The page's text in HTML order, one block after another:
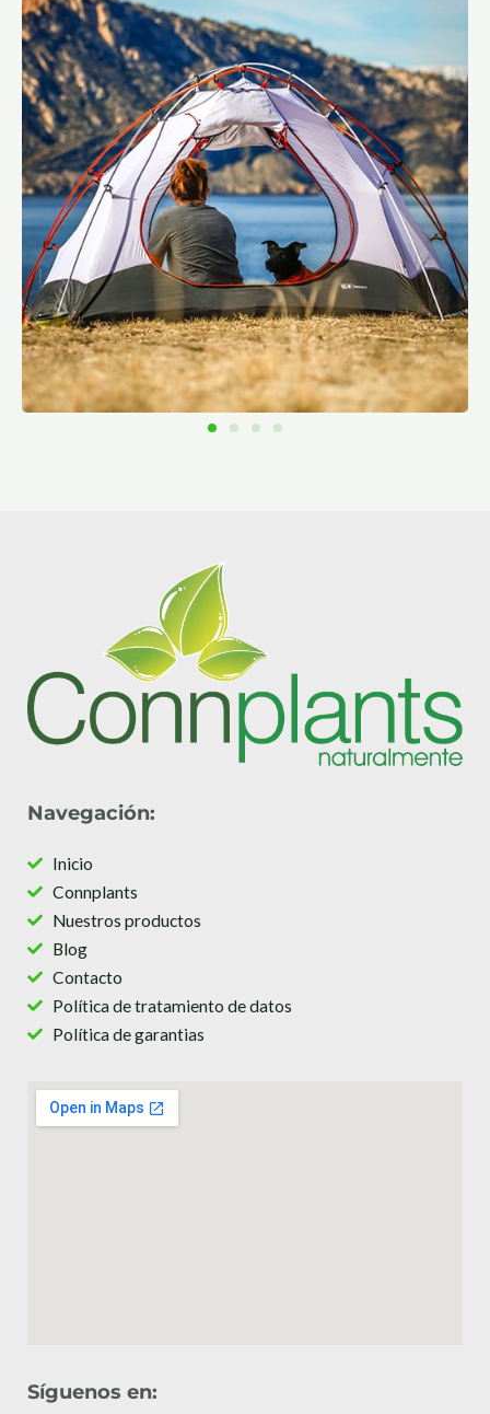
Navegación:
Inicio
Connplants
Nuestros productos
Blog
Contacto
Política de tratamiento de datos
Política de garantias
Síguenos en: